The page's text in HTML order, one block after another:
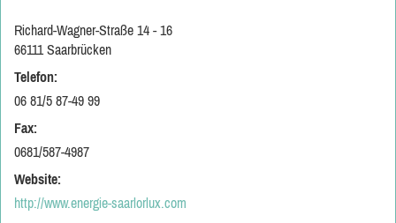
Richard-Wagner-Straße 14 - 16
66111 Saarbrücken
Telefon:
06 81/5 87-49 99
Fax:
0681/587-4987
Website:
http://www.energie-saarlorlux.com